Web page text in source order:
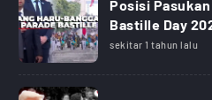
Posisi
Bastille Day
sekitar 1 tahun lalu